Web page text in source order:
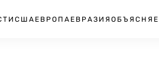
США ЕВРОПА ЕВРАЗИЯ